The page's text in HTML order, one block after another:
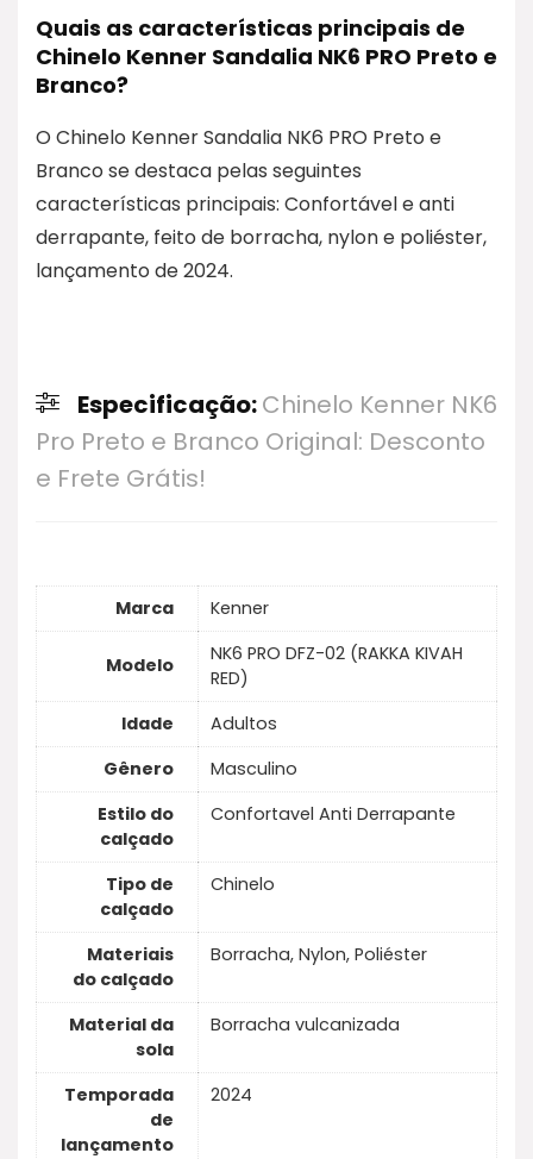
Quais as características principais de
Chinelo Kenner Sandalia NK6 PRO Preto e
Branco?
O Chinelo Kenner Sandalia NK6 PRO Preto e
Branco se destaca pelas seguintes
características principais: Confortável e anti
derrapante, feito de borracha, nylon e poliéster,
lançamento de 2024.
Especificação:Chinelo Kenner NK6
Pro Preto e Branco Original: Desconto
e Frete Grátis!
Marca Kenner
Modelo
NK6 PRO DFZ-02 (RAKKA KIVAH
RED)
Idade
Adultos
Gênero
Masculino
Estilo do
calçado
Confortavel Anti Derrapante
Tipo de
calçado
Chinelo
Materiais
do calçado
Borracha, Nylon, Poliéster
Material da
sola
Borracha vulcanizada
Temporada
de
lançamento
2024